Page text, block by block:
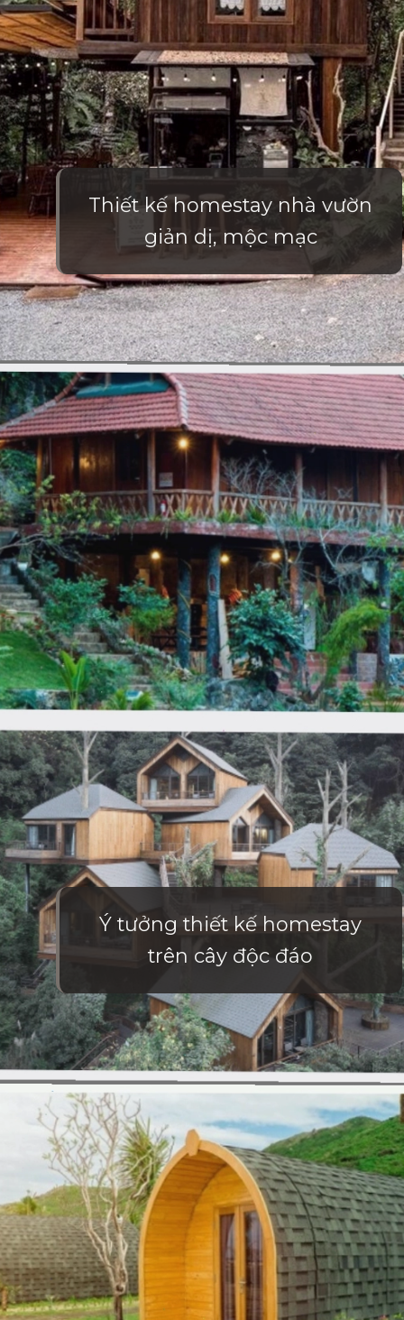
Thiết kế homestay nhà vườn
giản dị, mộc mạc
Đang mở https://vietnamxua.edu.vn/thiet-ke-homestay-nha-vuon
Ý tưởng thiết kế homestay
trên cây độc đáo
Đang mở https://vietnamxua.edu.vn/thiet-ke-homestay-nha-vuon